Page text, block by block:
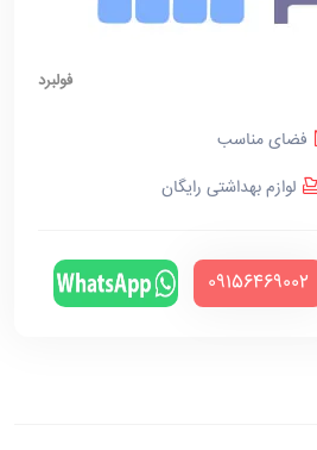
فولبرد
فضای مناسب
لوازم بهداشتی رایگان
‪09156469002‬